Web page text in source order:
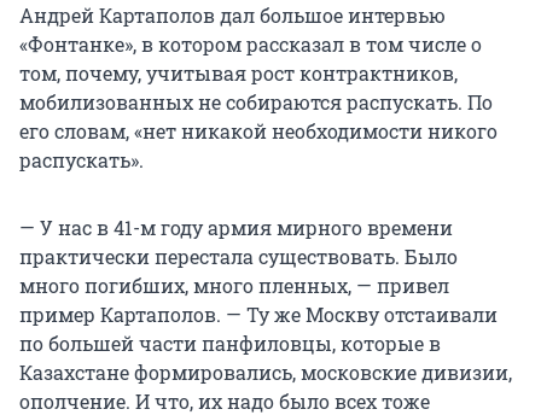
Андрей Картаполов дал большое интервью
«Фонтанке», в котором рассказал в том числе о
том, почему, учитывая рост контрактников,
мобилизованных не собираются распускать. По
его словам, «нет никакой необходимости никого
распускать».
— У нас в 41-м году армия мирного времени
практически перестала существовать. Было
много погибших, много пленных, — привел
пример Картаполов. — Ту же Москву отстаивали
по большей части панфиловцы, которые в
Казахстане формировались, московские дивизии,
ополчение. И что, их надо было всех тоже